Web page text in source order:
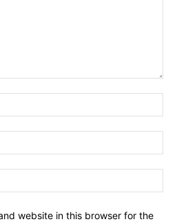
website in this browser for the